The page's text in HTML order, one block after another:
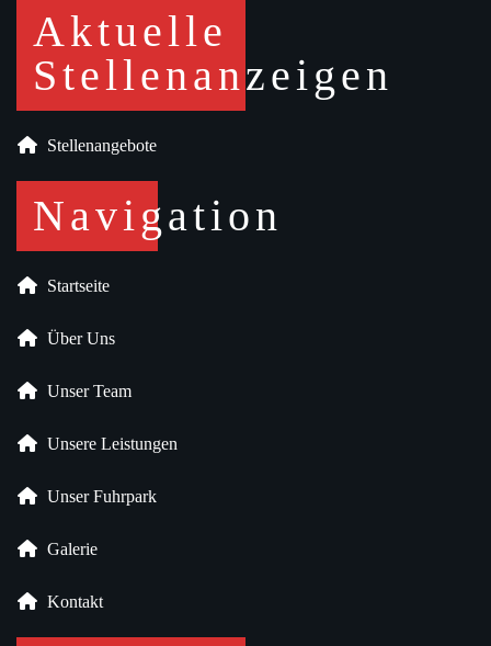
Aktuelle
Stellenanzeigen
Stellenangebote
Navigation
Startseite
Über Uns
Unser Team
Unsere Leistungen
Unser Fuhrpark
Galerie
Kontakt